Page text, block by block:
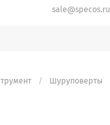
sale@specos.ru
Шуруповерты